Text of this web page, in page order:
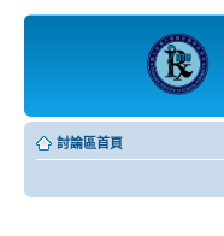
討論區首頁